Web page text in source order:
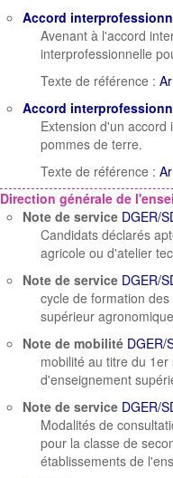
Accord
Avenant à l'accord
interprofessionnelle
Texte de référence :
Accord
Extension d'un
pommes de terre.
Texte de référence :
Direction générale de
Note de service DGER/
Candidats déclarés
agricole ou d'atelier
Note de service DGER/
cycle de formation
supérieur
Note de mobilité DGER/
mobilité au titre du
d'enseignement
Note de service DGER/
Modalités de
pour la classe de
établissements de